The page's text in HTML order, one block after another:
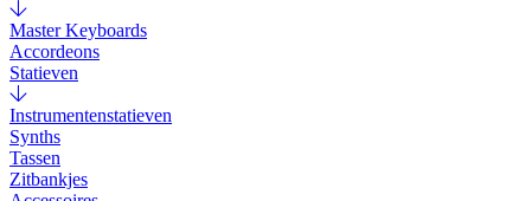
Master Keyboards
Accordeons
Statieven
Instrumentenstatieven
Synths
Tassen
Zitbankjes